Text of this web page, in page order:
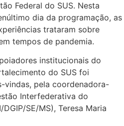
Federal do SUS. Nesta
dia da programação, as
trataram sobre
tempos de pandemia.
institucionais do
do SUS foi
vindas, pela coordenadora-
Interfederativa do
SE/MS), Teresa Maria